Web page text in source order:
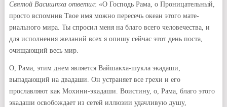
Святой Васиштха ответил: «О Господь Рама, о Проницательный,
просто вспомнив Твое имя можно пересечь океан этого мате-
риального мира. Ты спросил меня на благо всего человечества, и
для исполнения желаний всех я опишу сейчас этот день поста,
очищающий весь мир.
О, Рама, этим днем является Вайшакха-шукла экадаши,
выпадающий на двадаши. Он устраняет все грехи и его
прославляют как Мохини-экадаши. Воистину, о, Рама, благо этого
экадаши освобождает из сетей иллюзии удачливую душу,